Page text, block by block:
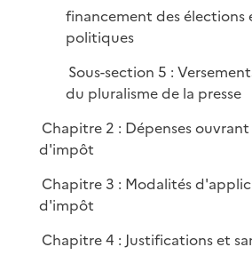
financement des élections
politiques
Sous-section 5 :
du pluralisme de la presse
Chapitre 2 : Dépenses
d'impôt
Chapitre 3 : Modalités
d'impôt
Chapitre 4 : Justifications et